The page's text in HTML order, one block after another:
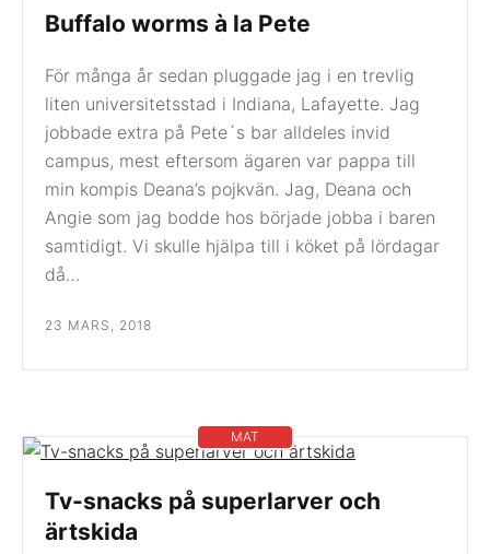
Buffalo worms à la Pete
För många år sedan pluggade jag i en trevlig
liten universitetsstad i Indiana, Lafayette. Jag
jobbade extra på Pete´s bar alldeles invid
campus, mest eftersom ägaren var pappa till
min kompis Deana’s pojkvän. Jag, Deana och
Angie som jag bodde hos började jobba i baren
samtidigt. Vi skulle hjälpa till i köket på lördagar
då…
23 MARS, 2018
MAT
Tv-snacks på superlarver och
ärtskida